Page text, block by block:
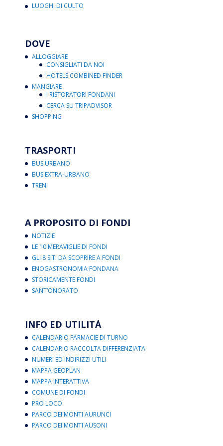
LUOGHI DI CULTO
DOVE
ALLOGGIARE
CONSIGLIATI DA NOI
HOTELS COMBINED FINDER
MANGIARE
I RISTORATORI FONDANI
CERCA SU TRIPADVISOR
SHOPPING
TRASPORTI
BUS URBANO
BUS EXTRA-URBANO
TRENI
A PROPOSITO DI FONDI
NOTIZIE
LE 10 MERAVIGLIE DI FONDI
GLI 8 SITI DA SCOPRIRE A FONDI
ENOGASTRONOMIA FONDANA
STORICAMENTE FONDI
SANT’ONORATO
INFO ED UTILITÀ
CALENDARIO FARMACIE DI TURNO
CALENDARIO RACCOLTA DIFFERENZIATA
NUMERI ED INDIRIZZI UTILI
MAPPA GEOPLAN
MAPPA INTERATTIVA
COMUNE DI FONDI
PRO LOCO
PARCO DEI MONTI AURUNCI
PARCO DEI MONTI AUSONI